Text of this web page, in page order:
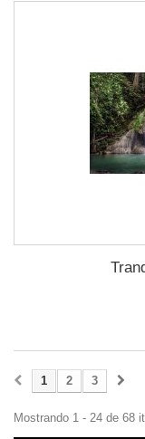
1 2 3
Mostrando 1 - 24 de 68